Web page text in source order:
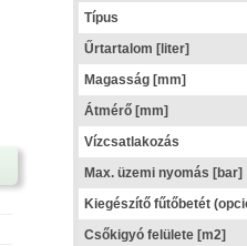
Típus
Űrtartalom [liter]
Magasság [mm]
Átmérő [mm]
Vízcsatlakozás
Max. üzemi nyomás [bar]
Kiegészítő fűtőbetét
Csőkigyó felülete [m2]